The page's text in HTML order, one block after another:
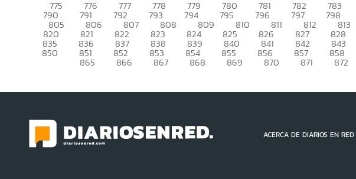
775 776 777 778 779 780 781 782 783
790 791 792 793 794 795 796 797 798
805 806 807 808 809 810 811 812 813
820 821 822 823 824 825 826 827 828
835 836 837 838 839 840 841 842 843
850 851 852 853 854 855 856 857 858
865 866 867 868 869 870 871 872
ACERCA DE DIARIOS EN RED